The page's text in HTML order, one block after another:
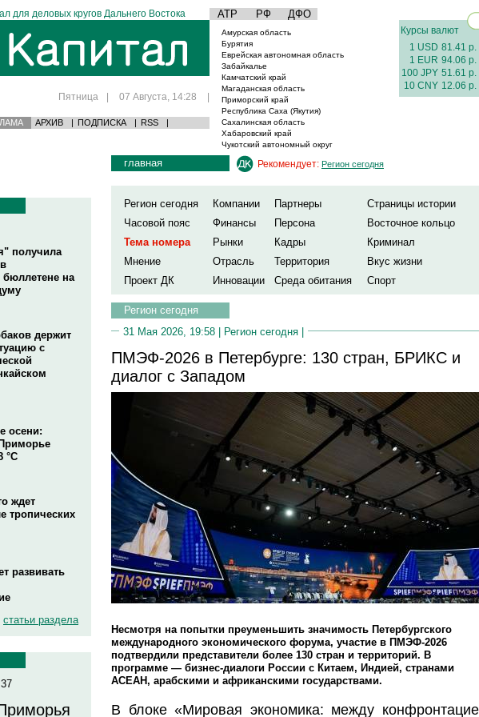
для деловых кругов Дальнего Востока АТР РФ ДФО
Пятница | 07 Августа, 14:28 |
АРХИВ | ПОДПИСКА | RSS |
Амурская область
Бурятия
Еврейская автономная область
Забайкалье
Камчатский край
Магаданская область
Приморский край
Республика Саха (Якутия)
Сахалинская область
Хабаровский край
Чукотский автономный округ
Курсы валют
1 USD 81.41 р.
1 EUR 94.06 р.
100 JPY 51.61 р.
10 CNY 12.06 р.
получила
бюллетене на
держит
с
осени:
°C
ждет
тропических
развивать
статьи раздела
главная Рекомендует: Регион сегодня
Регион сегодня Компании Партнеры
Страницы истории
Часовой пояс
Финансы Персона
Восточное кольцо
Тема номера
Рынки Кадры
Криминал
Мнение
Отрасль Территория
Вкус жизни
Проект ДК
Инновации Среда обитания Спорт
Регион сегодня
31 Мая 2026, 19:58 | Регион сегодня |
ПМЭФ-2026 в Петербурге: 130 стран, БРИКС и
диалог с Западом
Несмотря на попытки преуменьшить значимость Петербургского
международного экономического форума, участие в ПМЭФ-2026
подтвердили представители более 130 стран и территорий. В
программе — бизнес-диалоги России с Китаем, Индией, странами
АСЕАН, арабскими и африканскими государствами.
В блоке «Мировая экономика: между